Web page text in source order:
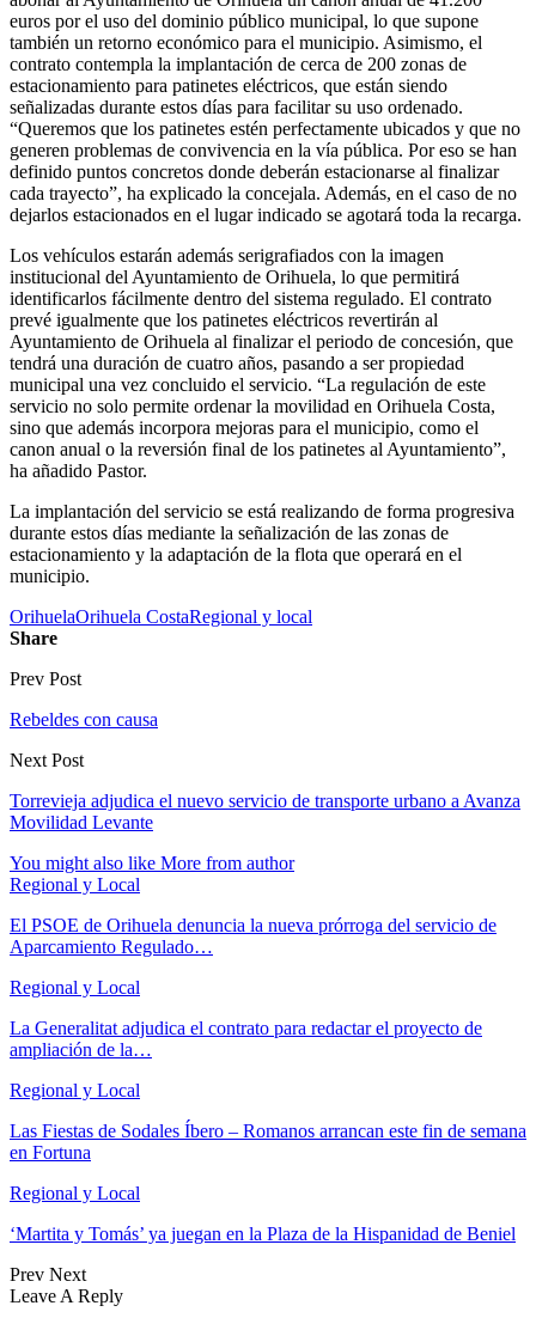
euros por el uso del dominio público municipal, lo que supone
también un retorno económico para el municipio. Asimismo, el
contrato contempla la implantación de cerca de 200 zonas de
estacionamiento para patinetes eléctricos, que están siendo
señalizadas durante estos días para facilitar su uso ordenado.
“Queremos que los patinetes estén perfectamente ubicados y que no
generen problemas de convivencia en la vía pública. Por eso se han
definido puntos concretos donde deberán estacionarse al finalizar
cada trayecto”, ha explicado la concejala. Además, en el caso de no
dejarlos estacionados en el lugar indicado se agotará toda la recarga.
Los vehículos estarán además serigrafiados con la imagen
institucional del Ayuntamiento de Orihuela, lo que permitirá
identificarlos fácilmente dentro del sistema regulado. El contrato
prevé igualmente que los patinetes eléctricos revertirán al
Ayuntamiento de Orihuela al finalizar el periodo de concesión, que
tendrá una duración de cuatro años, pasando a ser propiedad
municipal una vez concluido el servicio. “La regulación de este
servicio no solo permite ordenar la movilidad en Orihuela Costa,
sino que además incorpora mejoras para el municipio, como el
canon anual o la reversión final de los patinetes al Ayuntamiento”,
ha añadido Pastor.
La implantación del servicio se está realizando de forma progresiva
durante estos días mediante la señalización de las zonas de
estacionamiento y la adaptación de la flota que operará en el
municipio.
OrihuelaOrihuela CostaRegional y local
Share
Prev Post
Rebeldes con causa
Next Post
Torrevieja adjudica el nuevo servicio de transporte urbano a Avanza
Movilidad Levante
You might also like More from author
Regional y Local
El PSOE de Orihuela denuncia la nueva prórroga del servicio de
Aparcamiento Regulado…
Regional y Local
La Generalitat adjudica el contrato para redactar el proyecto de
ampliación de la…
Regional y Local
Las Fiestas de Sodales Íbero – Romanos arrancan este fin de semana
en Fortuna
Regional y Local
‘Martita y Tomás’ ya juegan en la Plaza de la Hispanidad de Beniel
Prev Next
Leave A Reply